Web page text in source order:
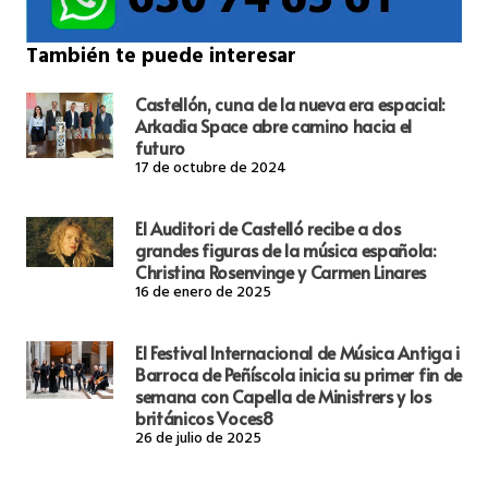
También te puede interesar
Castellón, cuna de la nueva era espacial:
Arkadia Space abre camino hacia el
futuro
17 de octubre de 2024
El Auditori de Castelló recibe a dos
grandes figuras de la música española:
Christina Rosenvinge y Carmen Linares
16 de enero de 2025
El Festival Internacional de Música Antiga i
Barroca de Peñíscola inicia su primer fin de
semana con Capella de Ministrers y los
británicos Voces8
26 de julio de 2025